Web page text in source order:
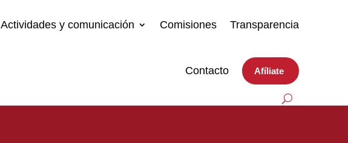
Actividades y comunicación Comisiones Transparencia
Contacto Afíliate